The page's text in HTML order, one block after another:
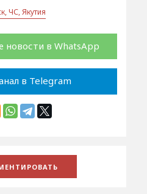
ЧС, Якутия
в WhatsApp
в Telegram